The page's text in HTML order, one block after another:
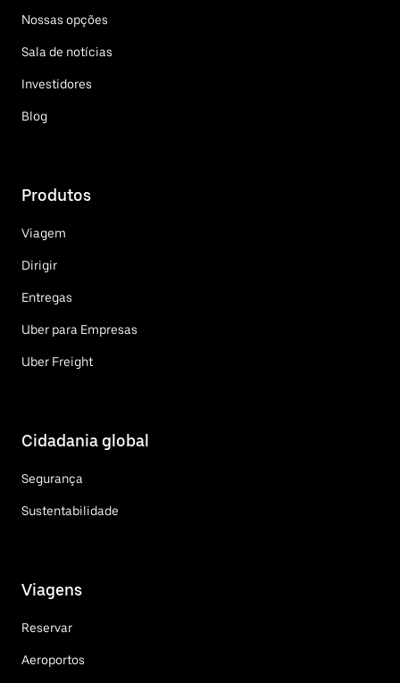
Nossas opções
Sala de notícias
Investidores
Blog
Produtos
Viagem
Dirigir
Entregas
Uber para Empresas
Uber Freight
Cidadania global
Segurança
Sustentabilidade
Viagens
Reservar
Aeroportos